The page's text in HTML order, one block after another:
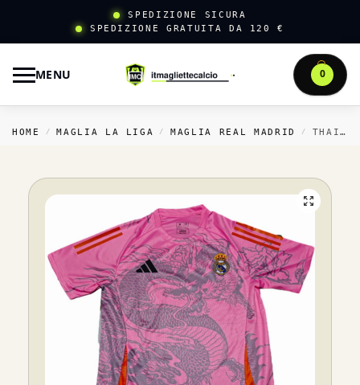
SPEDIZIONE SICURA
SPEDIZIONE GRATUITA DA 120 €
MENU 0
HOME / MAGLIA LA LIGA / MAGLIA REAL MADRID / THAILANDIA SPECIALE MAGLIA REAL MADRID 2025 2026 ROSA